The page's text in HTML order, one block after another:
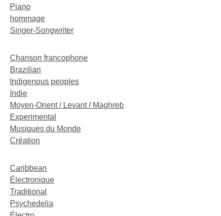
Piano
hommage
Singer-Songwriter
Chanson francophone
Brazilian
Indigenous peoples
Indie
Moyen-Orient / Levant / Maghreb
Experimental
Musiques du Monde
Création
Caribbean
Électronique
Traditional
Psychedelia